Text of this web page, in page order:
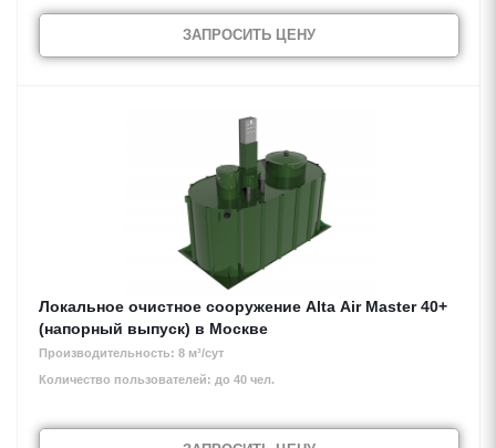
ЗАПРОСИТЬ ЦЕНУ
Локальное очистное сооружение Alta Air Master 40+
(напорный выпуск) в Москве
Производительность: 8 м³/сут
Количество пользователей: до 40 чел.